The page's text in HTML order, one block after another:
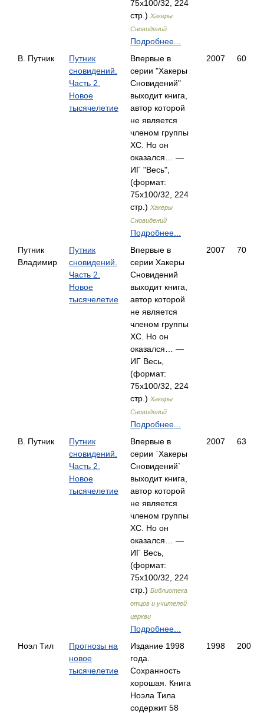
75x100/32, 224
стр.) Хакеры
Сновидений
Подробнее...
В. Путник
Путник
сновидений.
Часть 2.
Новое
тысячелетие
Впервые в
серии "Хакеры
Сновидений"
выходит книга,
автор которой
не является
членом группы
ХС. Но он
оказался… —
ИГ "Весь",
(формат:
75x100/32, 224
стр.) Хакеры
Сновидений
Подробнее...
2007 60
Путник
Владимир
Путник
сновидений.
Часть 2.
Новое
тысячелетие
Впервые в
серии Хакеры
Сновидений
выходит книга,
автор которой
не является
членом группы
ХС. Но он
оказался… —
ИГ Весь,
(формат:
75x100/32, 224
стр.) Хакеры
Сновидений
Подробнее...
2007 70
В. Путник
Путник
сновидений.
Часть 2.
Новое
тысячелетие
Впервые в
серии `Хакеры
Сновидений`
выходит книга,
автор которой
не является
членом группы
ХС. Но он
оказался… —
ИГ Весь,
(формат:
75x100/32, 224
стр.) Библиотека
отцов и учителей
церкви
Подробнее...
2007 63
Ноэл Тил
Прогнозы на
новое
тысячелетие
Издание 1998
года.
Сохранность
хорошая. Книга
Ноэла Тила
содержит 58
1998 200